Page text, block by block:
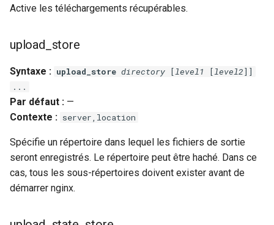
maxminddb
memcached
mlcache
multiplexer
mysql
nettle
newrelic
Active les téléchargements récupérables.
upload_store
Syntaxe : upload_store directory [level1 [level2]]
...
Par défaut : —
Contexte : server,location
Spécifie un répertoire dans lequel les fichiers de sortie
seront enregistrés. Le répertoire peut être haché. Dans ce
cas, tous les sous-répertoires doivent exister avant de
démarrer nginx.